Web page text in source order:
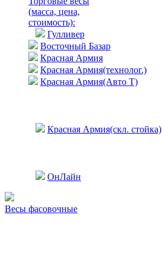
(масса, цена,
стоимость):
Гулливер
Восточный Базар
Красная Армия
Красная Армия(технолог.)
Красная Армия(Авто Т)
Красная Армия(скл. стойка)
ОнЛайн
Весы фасовочные